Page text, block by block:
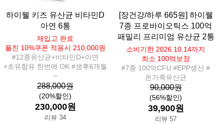
하이웰 키즈 유산균 비타민D
아연 6통
재입고 완료
플친 10%쿠폰 적용시 210,000원
#12종유산균+비타민D+아연
+초유함유 한번에 OK #생후6개월
~
288,000원
(20%할인)
230,000원
리뷰 34
[장건강/하루 665원] 하이웰
7종 프로바이오틱스 100억
패밀리 프리미엄 유산균 2통
소비기한 2026.10.14까지
최소 100억보장
#7종 100억CFU #EPP생산 #
온가족유산균
90,000원
(56%할인)
39,900원
리뷰 57